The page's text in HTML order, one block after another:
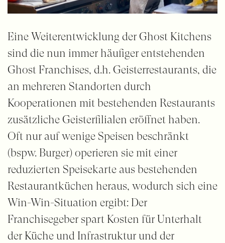
Eine Weiterentwicklung der Ghost Kitchens
sind die nun immer häufiger entstehenden
Ghost Franchises, d.h. Geisterrestaurants, die
an mehreren Standorten durch
Kooperationen mit bestehenden Restaurants
zusätzliche Geisterfilialen eröffnet haben.
Oft nur auf wenige Speisen beschränkt
(bspw. Burger) operieren sie mit einer
reduzierten Speisekarte aus bestehenden
Restaurantküchen heraus, wodurch sich eine
Win-Win-Situation ergibt: Der
Franchisegeber spart Kosten für Unterhalt
der Küche und Infrastruktur und der